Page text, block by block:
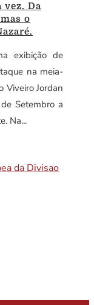
vez. Da
o
exibição de
na meia-
Viveiro Jordan
Setembro a
Na...